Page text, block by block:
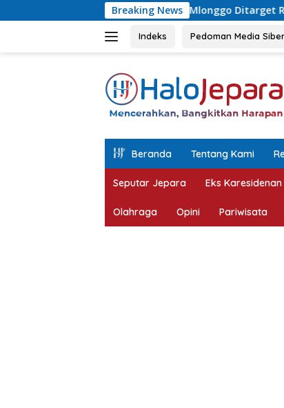
ke
Breaking News
Parah di Sekuro Mlonggo Ditarget Rampung Akhir Tahun
Indeks Pedoman Media Siber
Beranda Tentang Kami
Seputar Jepara Eks
Olahraga Opini Pariwisata